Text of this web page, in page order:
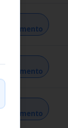
Andamento
Andamento
Em
Andamento